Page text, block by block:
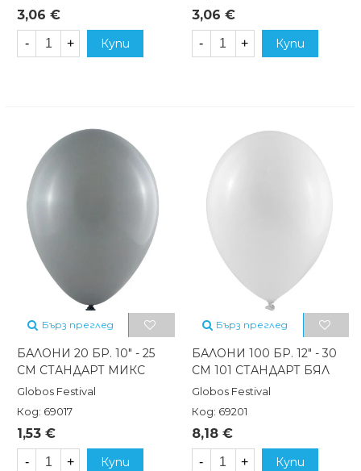
3,06 €
- + Купи
3,06 €
- + Купи
Бърз преглед
БАЛОНИ 20 БР. 10" - 25
СМ СТАНДАРТ МИКС
Globos Festival
Код: 69017
1,53 €
- + Купи
Бърз преглед
БАЛОНИ 100 БР. 12" - 30
СМ 101 СТАНДАРТ БЯЛ
Globos Festival
Код: 69201
8,18 €
- + Купи